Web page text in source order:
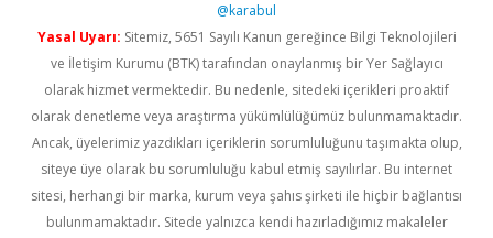
@karabul
Yasal Uyarı: Sitemiz, 5651 Sayılı Kanun gereğince Bilgi Teknolojileri
ve İletişim Kurumu (BTK) tarafından onaylanmış bir Yer Sağlayıcı
olarak hizmet vermektedir. Bu nedenle, sitedeki içerikleri proaktif
olarak denetleme veya araştırma yükümlülüğümüz bulunmamaktadır.
Ancak, üyelerimiz yazdıkları içeriklerin sorumluluğunu taşımakta olup,
siteye üye olarak bu sorumluluğu kabul etmiş sayılırlar. Bu internet
sitesi, herhangi bir marka, kurum veya şahıs şirketi ile hiçbir bağlantısı
bulunmamaktadır. Sitede yalnızca kendi hazırladığımız makaleler